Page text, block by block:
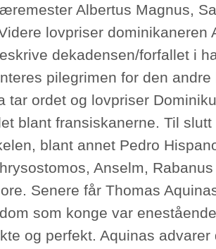
Albertus Magnus,
lovpriser dominikaneren
dekadensen/forfallet i
pilegrimen for den
tar ordet og lovpriser
blant fransiskanerne. Til
blant annet Pedro
Anselm,
Senere får Thomas
som konge var
og perfekt. Aquinas advarer